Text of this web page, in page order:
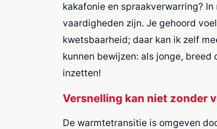
kakafonie en spraakverwarring?
vaardigheden zijn. Je gehoord
kwetsbaarheid; daar kan ik zelf
kunnen bewijzen: als jonge,
inzetten!
Versnelling kan niet zonder
De warmtetransitie is omgeven